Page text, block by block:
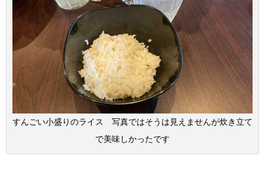
すんごい小盛りのライス 写真ではそうは見えませんが炊き立て
で美味しかったです